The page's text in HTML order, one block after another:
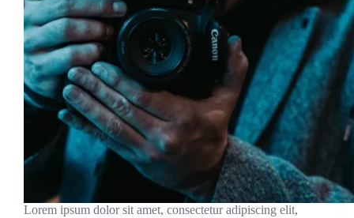
Lorem ipsum dolor sit amet, consectetur adipiscing elit,